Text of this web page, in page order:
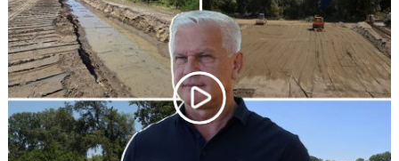
Play